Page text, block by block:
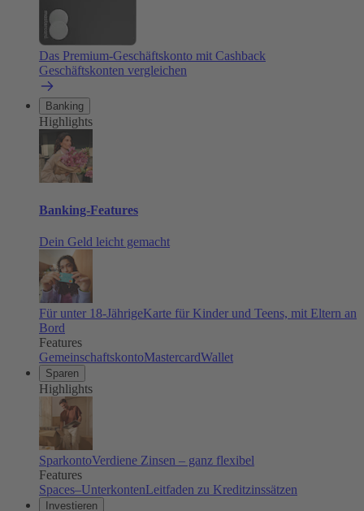
Das Premium-Geschäftskonto mit Cashback
Geschäftskonten vergleichen
Banking
Highlights
Banking-Features
Dein Geld leicht gemacht
Für unter 18-JährigeKarte für Kinder und Teens, mit Eltern an
Bord
Features
GemeinschaftskontoMastercardWallet
Sparen
Highlights
SparkontoVerdiene Zinsen – ganz flexibel
Features
Spaces–UnterkontenLeitfaden zu Kreditzinssätzen
Investieren